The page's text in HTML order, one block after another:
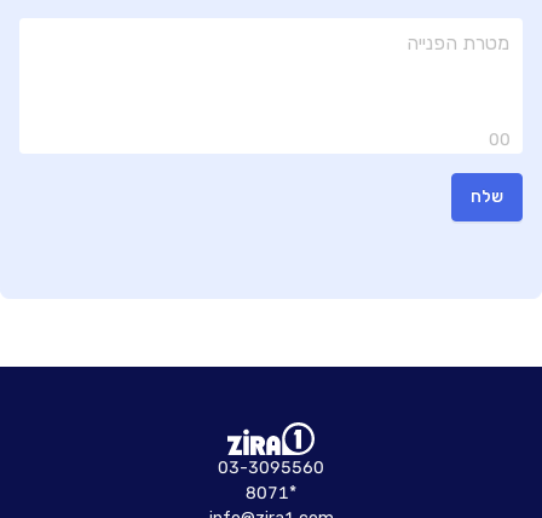
00
שלח
03-3095560
8071*